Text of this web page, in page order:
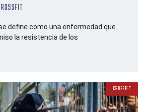
define como una enfermedad que
la resistencia de los
CROSSFIT